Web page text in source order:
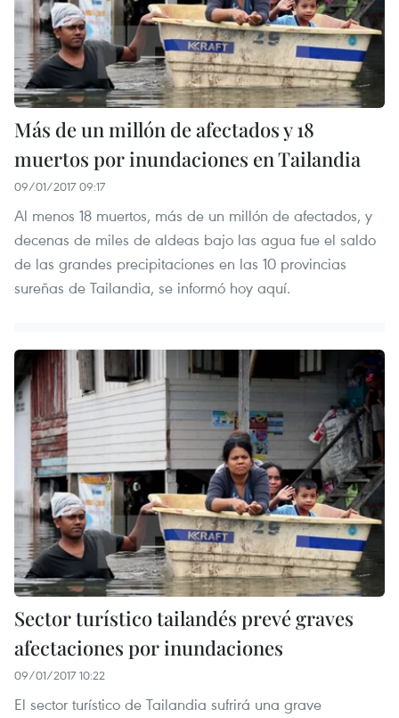
Más de un millón de afectados y 18
muertos por inundaciones en Tailandia
09/01/2017 09:17
Al menos 18 muertos, más de un millón de afectados, y
decenas de miles de aldeas bajo las agua fue el saldo
de las grandes precipitaciones en las 10 provincias
sureñas de Tailandia, se informó hoy aquí.
Sector turístico tailandés prevé graves
afectaciones por inundaciones
09/01/2017 10:22
El sector turístico de Tailandia sufrirá una grave